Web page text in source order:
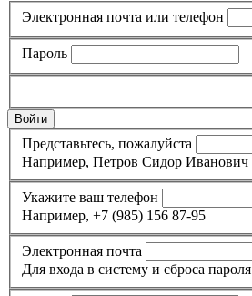
Электронная почта или телефон
Пароль
Представьтесь, пожалуйста
Например, Петров Сидор Иванович
Укажите ваш телефон
Например, +7 (985) 156 87-95
Электронная почта
Для входа в систему и сброса пароля